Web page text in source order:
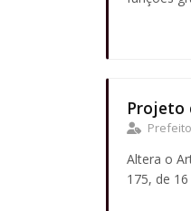
Projeto
Altera o
175, de